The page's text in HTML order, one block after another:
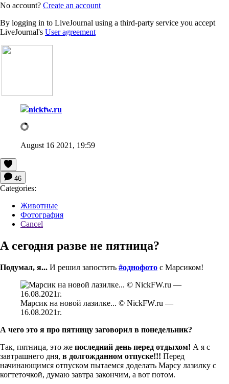
No account? Create an account
By logging in to LiveJournal using a third-party service you accept
LiveJournal's User agreement
nickfw.ru
August 16 2021, 19:59
46
Categories:
Животные
Фотография
Cancel
А сегодня разве не пятница?
Подумал, я... И решил запостить #однофото с Марсиком!
Марсик на новой лазилке... © NickFW.ru —
16.08.2021г.
А чего это я про пятницу заговорил в понедельник?
Так, пятница, это же последний день перед отдыхом! А я с
завтрашнего дня, в долгожданном отпуске!!! Перед
начинающимся отпуском пытаемся доделать Марсу лазилку с
когтеточкой, думаю завтра закончим, а вот потом.